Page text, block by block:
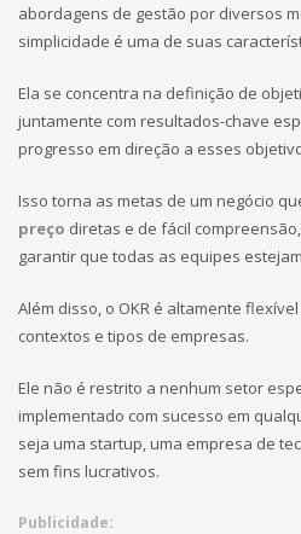
abordagens de gestão por diversos
simplicidade é uma de suas
Ela se concentra na definição de
juntamente com resultados-chave
progresso em direção a esses
Isso torna as metas de um negócio
preço diretas e de fácil
garantir que todas as equipes
Além disso, o OKR é altamente
contextos e tipos de empresas.
Ele não é restrito a nenhum setor
implementado com sucesso em
seja uma startup, uma empresa de
sem fins lucrativos.
Publicidade: